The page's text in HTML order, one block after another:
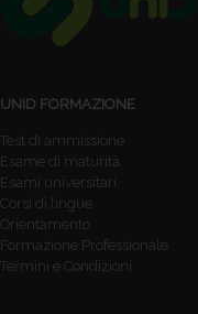
UNID FORMAZIONE
Test di ammissione
Esame di maturità
Esami universitari
Corsi di lingue
Orientamento
Formazione Professionale
Termini e Condizioni